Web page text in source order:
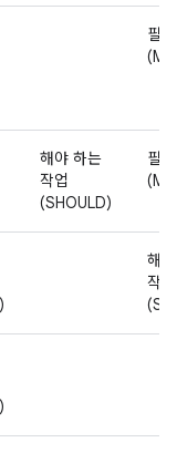
필수
해야 하는
작업
(SHOULD)
필수
해
작업